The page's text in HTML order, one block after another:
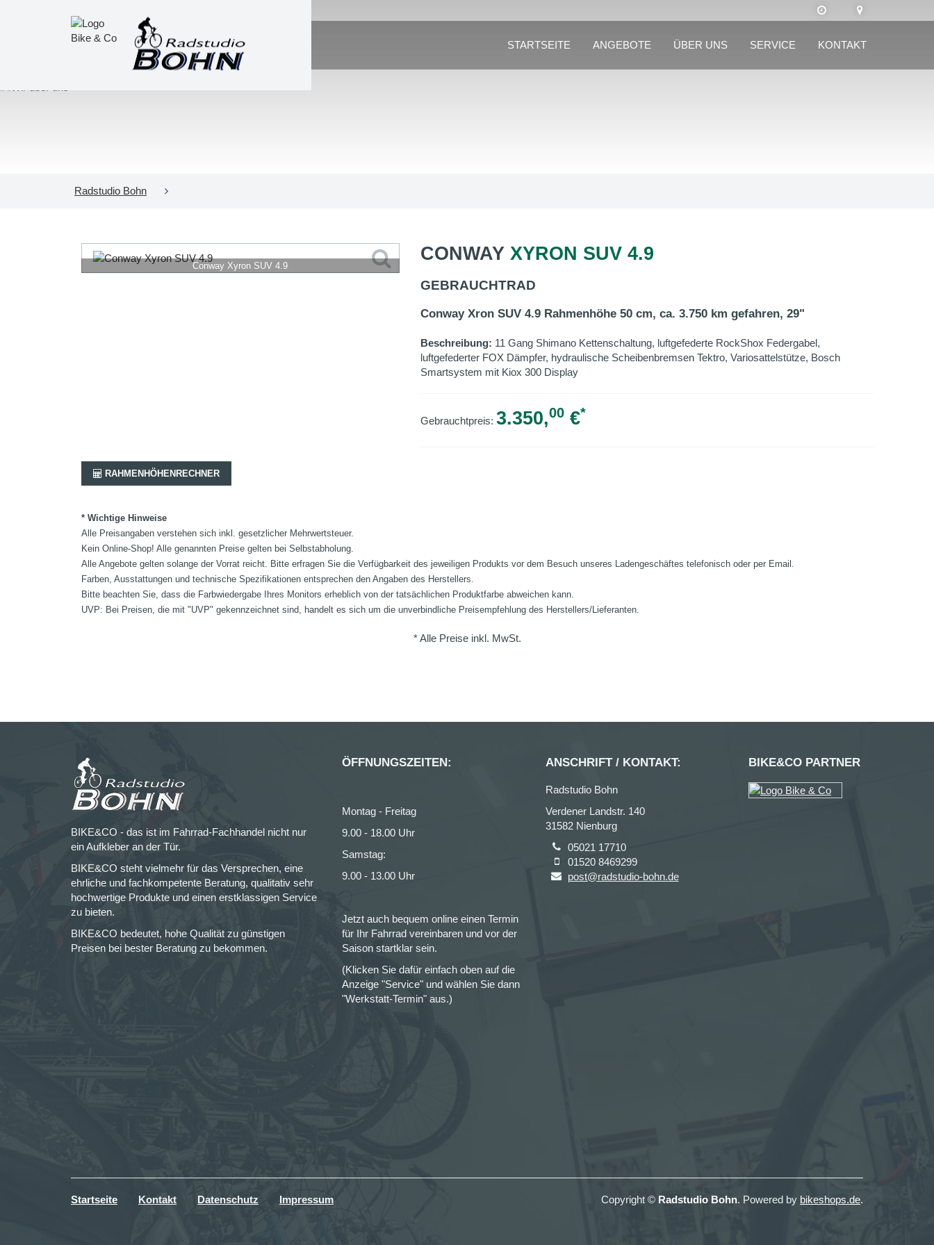
STARTSEITE ANGEBOTE ÜBER UNS SERVICE KONTAKT
Radstudio Bohn
Conway Xyron SUV 4.9
CONWAY XYRON SUV 4.9
GEBRAUCHTRAD
Conway Xron SUV 4.9 Rahmenhöhe 50 cm, ca. 3.750 km gefahren, 29"
Beschreibung: 11 Gang Shimano Kettenschaltung, luftgefederte RockShox Federgabel,
luftgefederter FOX Dämpfer, hydraulische Scheibenbremsen Tektro, Variosattelstütze, Bosch
Smartsystem mit Kiox 300 Display
Gebrauchtpreis: 3.350,00€*
RAHMENHÖHENRECHNER
* Wichtige Hinweise
Alle Preisangaben verstehen sich inkl. gesetzlicher Mehrwertsteuer.
Kein Online-Shop! Alle genannten Preise gelten bei Selbstabholung.
Alle Angebote gelten solange der Vorrat reicht. Bitte erfragen Sie die Verfügbarkeit des jeweiligen Produkts vor dem Besuch unseres Ladengeschäftes telefonisch oder per Email.
Farben, Ausstattungen und technische Spezifikationen entsprechen den Angaben des Herstellers.
Bitte beachten Sie, dass die Farbwiedergabe Ihres Monitors erheblich von der tatsächlichen Produktfarbe abweichen kann.
UVP: Bei Preisen, die mit "UVP" gekennzeichnet sind, handelt es sich um die unverbindliche Preisempfehlung des Herstellers/Lieferanten.
* Alle Preise inkl. MwSt.
BIKE&CO - das ist im Fahrrad-Fachhandel nicht nur
ein Aufkleber an der Tür.
BIKE&CO steht vielmehr für das Versprechen, eine
ehrliche und fachkompetente Beratung, qualitativ sehr
hochwertige Produkte und einen erstklassigen Service
zu bieten.
BIKE&CO bedeutet, hohe Qualität zu günstigen
Preisen bei bester Beratung zu bekommen.
ÖFFNUNGSZEITEN:
Montag - Freitag
9.00 - 18.00 Uhr
Samstag:
9.00 - 13.00 Uhr
Jetzt auch bequem online einen Termin
für Ihr Fahrrad vereinbaren und vor der
Saison startklar sein.
(Klicken Sie dafür einfach oben auf die
Anzeige "Service" und wählen Sie dann
"Werkstatt-Termin" aus.)
ANSCHRIFT / KONTAKT:
Radstudio Bohn
Verdener Landstr. 140
31582 Nienburg
05021 17710
01520 8469299
post@radstudio-bohn.de
BIKE&CO PARTNER
Startseite Kontakt Datenschutz Impressum Copyright © Radstudio Bohn. Powered by bikeshops.de.